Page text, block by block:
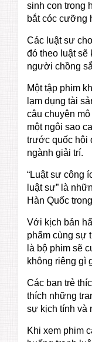
sinh con trong
bắt cóc cưỡng
Các luật sư
đó theo luật sẽ
người chồng
Một tập phim
lạm dụng tài
câu chuyện
một ngôi sao
trước quốc hội
ngành giải trí.
“Luật sư công
luật sư” là
Hàn Quốc
Với kịch bản
phẩm cùng sự
là bộ phim sẽ
không riêng gì
Các bạn trẻ
thích những
sự kịch tính và
Khi xem phim